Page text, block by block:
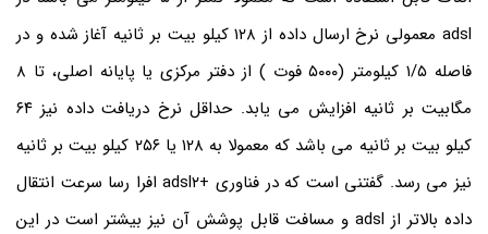
adsl معمولی نرخ ارسال داده از ۱۲۸ کیلو بیت بر ثانیه آغاز شده و در
فاصله ۱/۵ کیلومتر (۵۰۰۰ فوت ) از دفتر مرکزی یا پایانه اصلی، تا ۸
مگابیت بر ثانیه افزایش می یابد. حداقل نرخ دریافت داده نیز ۶۴
کیلو بیت بر ثانیه می باشد که معمولا به ۱۲۸ یا ۲۵۶ کیلو بیت بر ثانیه
نیز می رسد. گفتنی است که در فناوری +adsl۲ افرا رسا سرعت انتقال
داده بالاتر از adsl و مسافت قابل پوشش آن نیز بیشتر است در این